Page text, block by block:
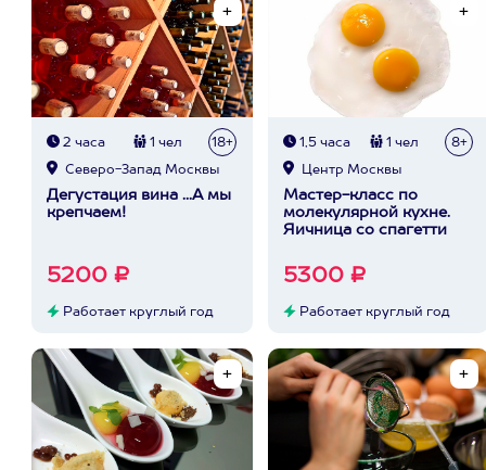
2 часа 1 чел 18+
Северо-Запад Москвы
Дегустация вина ...А мы
крепчаем!
5200 ₽
Работает круглый год
1,5 часа 1 чел 8+
Центр Москвы
Мастер-класс по
молекулярной кухне.
Яичница со спагетти
5300 ₽
Работает круглый год